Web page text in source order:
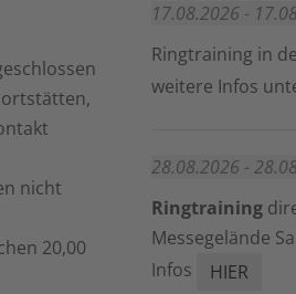
nicht
20,00
17.08.2026 -
Ringtraining in
weitere Infos
28.08.2026 -
Ringtraining
Messegelände
Infos
HIER